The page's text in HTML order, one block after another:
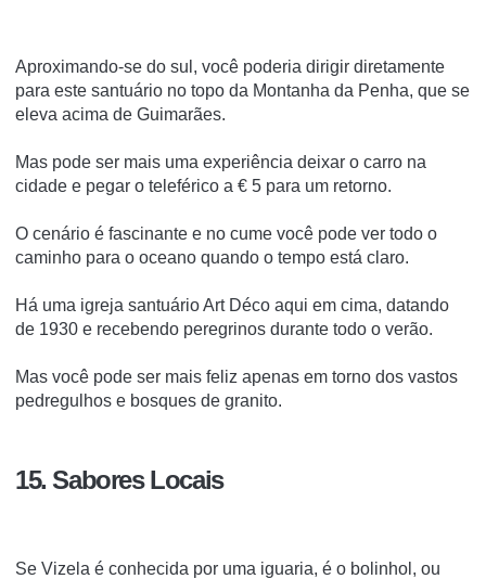
Aproximando-se do sul, você poderia dirigir diretamente
para este santuário no topo da Montanha da Penha, que se
eleva acima de Guimarães.
Mas pode ser mais uma experiência deixar o carro na
cidade e pegar o teleférico a € 5 para um retorno.
O cenário é fascinante e no cume você pode ver todo o
caminho para o oceano quando o tempo está claro.
Há uma igreja santuário Art Déco aqui em cima, datando
de 1930 e recebendo peregrinos durante todo o verão.
Mas você pode ser mais feliz apenas em torno dos vastos
pedregulhos e bosques de granito.
15. Sabores Locais
Se Vizela é conhecida por uma iguaria, é o bolinhol, ou